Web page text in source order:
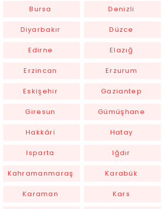
Bursa
Diyarbakır
Edirne
Erzincan
Eskişehir
Giresun
Hakkâri
Isparta
Kahramanmaraş
Karaman
Denizli
Düzce
Elazığ
Erzurum
Gaziantep
Gümüşhane
Hatay
Iğdır
Karabük
Kars